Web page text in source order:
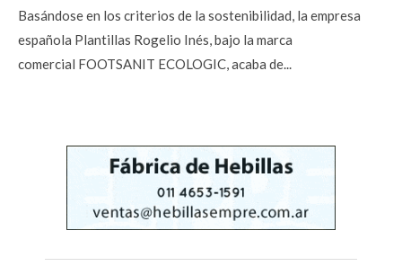
Basándose en los criterios de la sostenibilidad, la empresa
española Plantillas Rogelio Inés, bajo la marca
comercial FOOTSANIT ECOLOGIC, acaba de...